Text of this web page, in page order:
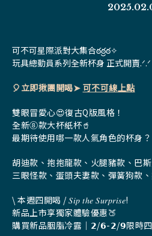
可不可星際派對大集合ఠఠ్రఠ✧
玩具總動員系列全新杯身 正式開賣.ᐟ.ᐟ
🎈立即揪團開喝➤ 可不可線上點
雙眼冒愛心😍復古Q版風格！
全新⑧款大杯紙杯🥤
最期待使用哪一款人氣角色的杯身？
胡迪款、抱抱龍款、火腿豬款、巴
三眼怪款、蛋頭夫妻款、彈簧狗款
\ 本週四開喝 / 𝑆𝑖𝑝 𝑡ℎ𝑒 𝑆𝑢𝑟𝑝𝑟𝑖𝑠𝑒!
新品上市享獨家體驗優惠🍑
購買新品胭脂冷露｜ 𝟮/𝟲-𝟮/𝟵限時四